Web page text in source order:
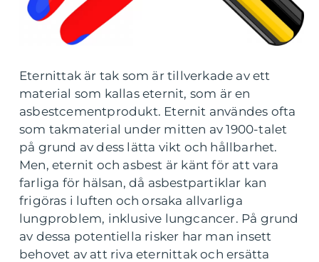
Eternittak är tak som är tillverkade av ett
material som kallas eternit, som är en
asbestcementprodukt. Eternit användes ofta
som takmaterial under mitten av 1900-talet
på grund av dess lätta vikt och hållbarhet.
Men, eternit och asbest är känt för att vara
farliga för hälsan, då asbestpartiklar kan
frigöras i luften och orsaka allvarliga
lungproblem, inklusive lungcancer. På grund
av dessa potentiella risker har man insett
behovet av att riva eternittak och ersätta